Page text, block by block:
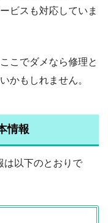
ビスも対応していま
こでダメなら修理と
かもしれません。
情報
は以下のとおりで